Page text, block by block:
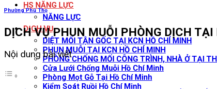
HS NĂNG LỰC
NĂNG LỰC
DỊCH VỤ
DIỆT MỐI TẬN GỐC TẠI KCN HỒ CHÍ MINH
PHUN MUỖI TẠI KCN HỒ CHÍ MINH
PHÒNG CHỐNG MỐI CÔNG TRÌNH, NHÀ Ở TẠI
Cửa Lưới Chống Muỗi Hồ Chí Minh
Phòng Mọt Gỗ Tại Hồ Chí Minh
Kiểm Soát Ruồi Hồ Chí Minh
Phường Phú Thọ
DỊCH VỤ PHUN MUỖI PHÒNG DỊCH
Nội dung bài viết